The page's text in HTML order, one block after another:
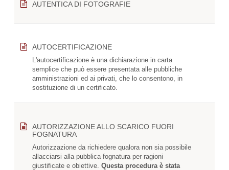
AUTENTICA DI FOTOGRAFIE
AUTOCERTIFICAZIONE
L'autocertificazione è una dichiarazione in carta
semplice che può essere presentata alle pubbliche
amministrazioni ed ai privati, che lo consentono, in
sostituzione di un certificato.
AUTORIZZAZIONE ALLO SCARICO FUORI
FOGNATURA
Autorizzazione da richiedere qualora non sia possibile
allacciarsi alla pubblica fognatura per ragioni
giustificate e obiettive. Questa procedura è stata